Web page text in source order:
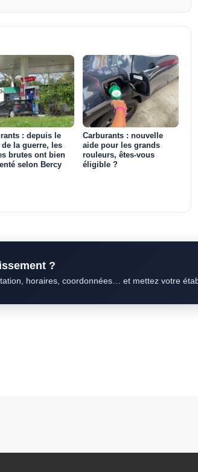
: depuis le
la guerre, les
brutes ont bien
selon Bercy
Carburants : nouvelle
aide pour les grands
rouleurs, êtes-vous
éligible ?
?
horaires, coordonnées… et mettez votre